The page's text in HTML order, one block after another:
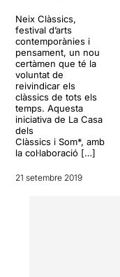
Neix Clàssics,
festival d’arts
contemporànies i
pensament, un nou
certàmen que té la
voluntat de
reivindicar els
clàssics de tots els
temps. Aquesta
iniciativa de La Casa
dels
Clàssics i Som*, amb
la col·laboració […]
21 setembre 2019